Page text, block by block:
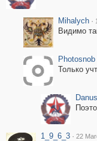
Mihalych ·
Видимо
Photosnob
Только
1_9_6_3 · 22